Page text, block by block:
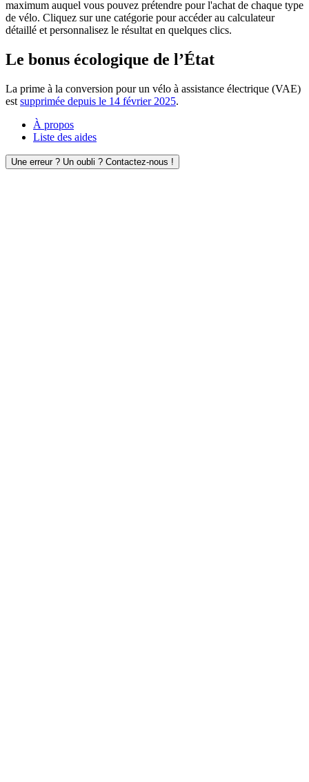
maximum auquel vous pouvez prétendre pour l'achat de chaque type
de vélo. Cliquez sur une catégorie pour accéder au calculateur
détaillé et personnalisez le résultat en quelques clics.
Le bonus écologique de l’État
La prime à la conversion pour un vélo à assistance électrique (VAE)
est supprimée depuis le 14 février 2025.
À propos
Liste des aides
Une erreur ? Un oubli ? Contactez-nous !